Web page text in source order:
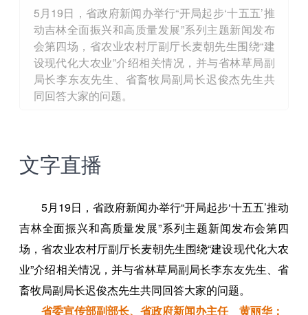
5月19日，省政府新闻办举行“开局起步‘十五五’推
动吉林全面振兴和高质量发展”系列主题新闻发布
会第四场，省农业农村厅副厅长麦朝先生围绕“建
设现代化大农业”介绍相关情况，并与省林草局副
局长李东友先生、省畜牧局副局长迟俊杰先生共
同回答大家的问题。
文字直播
5月19日，省政府新闻办举行“开局起步‘十五五’推动
吉林全面振兴和高质量发展”系列主题新闻发布会第四
场，省农业农村厅副厅长麦朝先生围绕“建设现代化大农
业”介绍相关情况，并与省林草局副局长李东友先生、省
畜牧局副局长迟俊杰先生共同回答大家的问题。
省委宣传部副部长、省政府新闻办主任 黄丽华：